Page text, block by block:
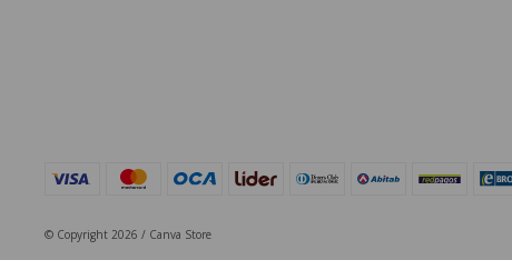
© Copyright 2026 / Canva Store